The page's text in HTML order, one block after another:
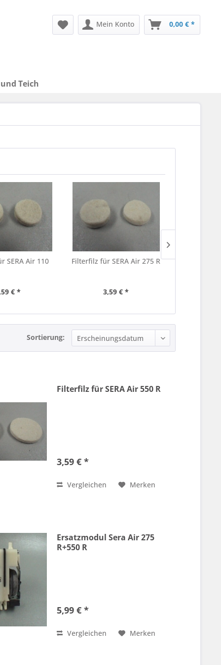
Mein Konto 0,00 € *
Teich
SERA Air 110
€ *
Filterfilz für SERA Air 275 R
3,59 € *
Sortierung:
Filterfilz für SERA Air 550 R
3,59 € *
Vergleichen Merken
Ersatzmodul Sera Air 275
R+550 R
5,99 € *
Vergleichen Merken